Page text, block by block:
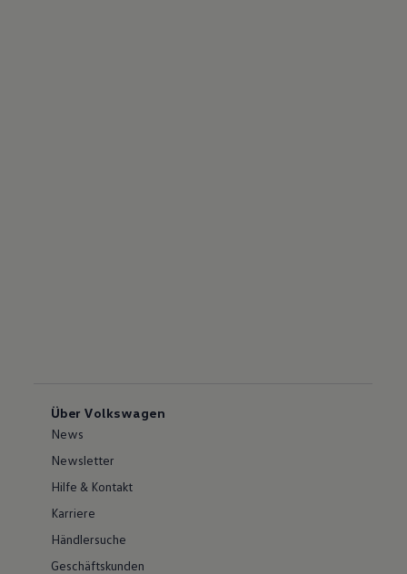
Über Volkswagen
News
Newsletter
Hilfe & Kontakt
Karriere
Händlersuche
Geschäftskunden